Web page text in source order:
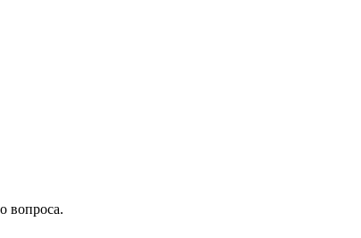
вопроса.